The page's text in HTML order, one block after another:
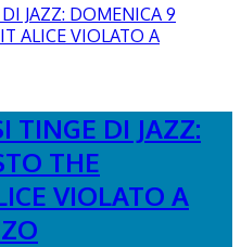
TINGE DI JAZZ:
THE
VIOLATO A